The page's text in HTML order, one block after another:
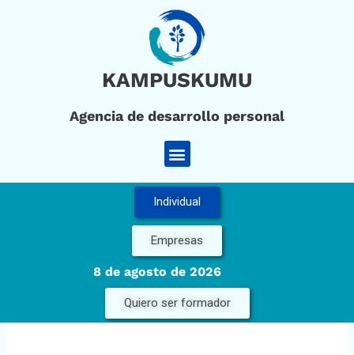
KAMPUSKUMU
Agencia de desarrollo personal
Menú
Individual
Empresas
8 de agosto de 2026
Quiero ser formador